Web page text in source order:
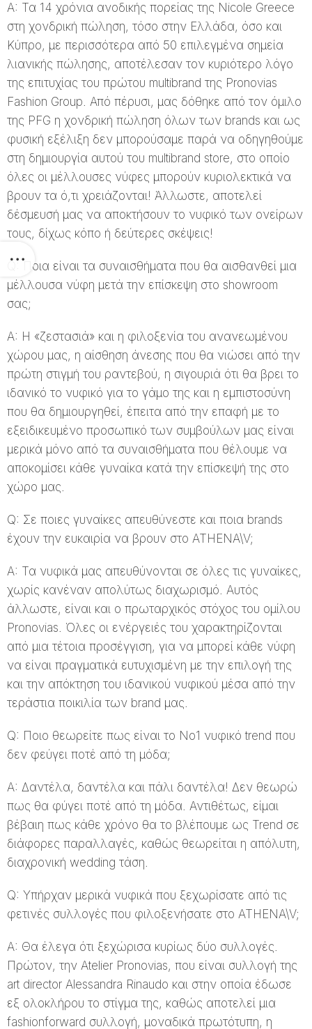
A: Τα 14 χρόνια ανοδικής πορείας της Nicole Greece
στη χονδρική πώληση, τόσο στην Ελλάδα, όσο και
Κύπρο, με περισσότερα από 50 επιλεγμένα σημεία
λιανικής πώλησης, αποτέλεσαν τον κυριότερο λόγο
της επιτυχίας του πρώτου multibrand της Pronovias
Fashion Group. Από πέρυσι, μας δόθηκε από τον όμιλο
της PFG η χονδρική πώληση όλων των brands και ως
φυσική εξέλιξη δεν μπορούσαμε παρά να οδηγηθούμε
στη δημιουργία αυτού του multibrand store, στο οποίο
όλες οι μέλλουσες νύφες μπορούν κυριολεκτικά να
βρουν τα ό,τι χρειάζονται! Άλλωστε, αποτελεί
δέσμευσή μας να αποκτήσουν το νυφικό των ονείρων
τους, δίχως κόπο ή δεύτερες σκέψεις!
Q: Ποια είναι τα συναισθήματα που θα αισθανθεί μια
μέλλουσα νύφη μετά την επίσκεψη στο showroom
σας;
A: Η «ζεστασιά» και η φιλοξενία του ανανεωμένου
χώρου μας, η αίσθηση άνεσης που θα νιώσει από την
πρώτη στιγμή του ραντεβού, η σιγουριά ότι θα βρει το
ιδανικό το νυφικό για το γάμο της και η εμπιστοσύνη
που θα δημιουργηθεί, έπειτα από την επαφή με το
εξειδικευμένο προσωπικό των συμβούλων μας είναι
μερικά μόνο από τα συναισθήματα που θέλουμε να
αποκομίσει κάθε γυναίκα κατά την επίσκεψή της στο
χώρο μας.
Q: Σε ποιες γυναίκες απευθύνεστε και ποια brands
έχουν την ευκαιρία να βρουν στο ATHENA\V;
A: Τα νυφικά μας απευθύνονται σε όλες τις γυναίκες,
χωρίς κανέναν απολύτως διαχωρισμό. Αυτός
άλλωστε, είναι και ο πρωταρχικός στόχος του ομίλου
Pronovias. Όλες οι ενέργειές του χαρακτηρίζονται
από μια τέτοια προσέγγιση, για να μπορεί κάθε νύφη
να είναι πραγματικά ευτυχισμένη με την επιλογή της
και την απόκτηση του ιδανικού νυφικού μέσα από την
τεράστια ποικιλία των brand μας.
Q: Ποιο θεωρείτε πως είναι το Νο1 νυφικό trend που
δεν φεύγει ποτέ από τη μόδα;
A: Δαντέλα, δαντέλα και πάλι δαντέλα! Δεν θεωρώ
πως θα φύγει ποτέ από τη μόδα. Αντιθέτως, είμαι
βέβαιη πως κάθε χρόνο θα το βλέπουμε ως Trend σε
διάφορες παραλλαγές, καθώς θεωρείται η απόλυτη,
διαχρονική wedding τάση.
Q: Υπήρχαν μερικά νυφικά που ξεχωρίσατε από τις
φετινές συλλογές που φιλοξενήσατε στο ATHENA\V;
A: Θα έλεγα ότι ξεχώρισα κυρίως δύο συλλογές.
Πρώτον, την Atelier Pronovias, που είναι συλλογή της
art director Alessandra Rinaudo και στην οποία έδωσε
εξ ολοκλήρου το στίγμα της, καθώς αποτελεί μια
fashionforward συλλογή, μοναδικά πρωτότυπη, η